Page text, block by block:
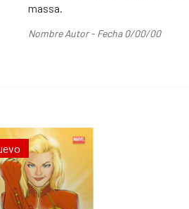
massa.
Nombre Autor - Fecha 0/00/00